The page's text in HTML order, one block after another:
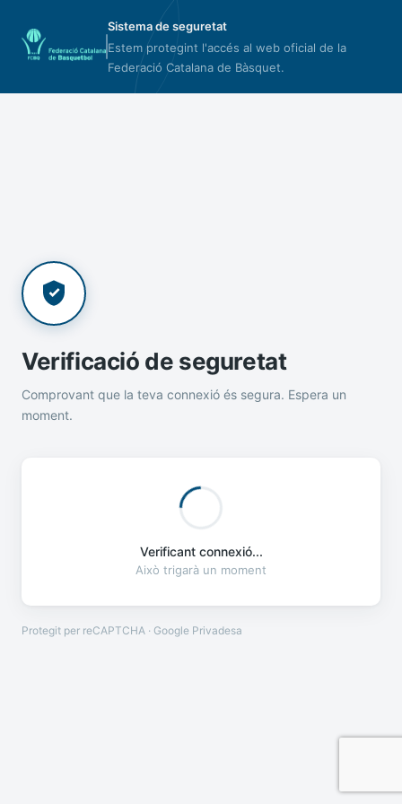
Sistema de seguretat
Estem protegint l'accés al web oficial de la
Federació Catalana de Bàsquet.
Verificació de seguretat
Comprovant que la teva connexió és segura. Espera un
moment.
Verificant connexió...
Això trigarà un moment
Protegit per reCAPTCHA · Google Privadesa